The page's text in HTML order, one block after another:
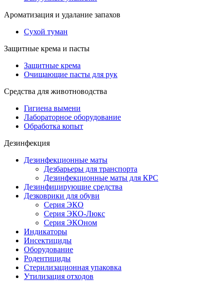
Ароматизация и удалание запахов
Сухой туман
Защитные крема и пасты
Защитные крема
Очищающие пасты для рук
Средства для животноводства
Гигиена вымени
Лабораторное оборудование
Обработка копыт
Дезинфекция
Дезинфекционные маты
Дезбарьеры для транспорта
Дезинфекционные маты для КРС
Дезинфицирующие средства
Дезковрики для обуви
Серия ЭКО
Серия ЭКО-Люкс
Серия ЭКОном
Индикаторы
Инсектициды
Оборудование
Родентициды
Стерилизационная упаковка
Утилизация отходов